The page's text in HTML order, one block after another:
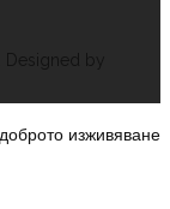
by
изживяване